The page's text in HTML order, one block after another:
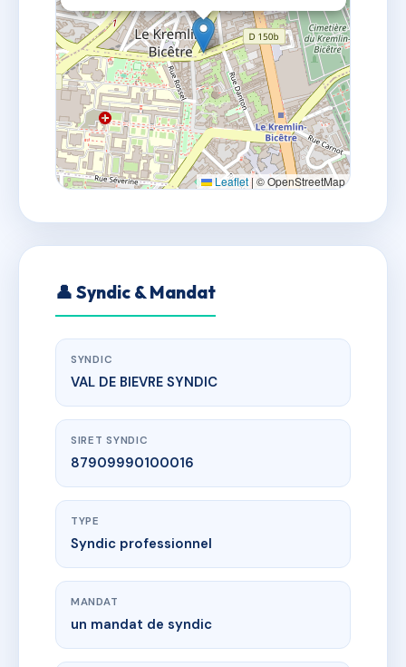
Leaflet | © OpenStreetMap
👤 Syndic & Mandat
SYNDIC
VAL DE BIEVRE SYNDIC
SIRET SYNDIC
87909990100016
TYPE
Syndic professionnel
MANDAT
un mandat de syndic